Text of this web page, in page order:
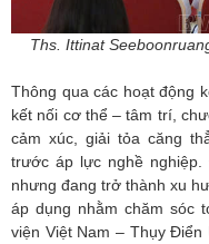
Ths. Ittinat
Thông qua các hoạt động
kết nối cơ thể – tâm trí,
cảm xúc, giải tỏa căng
trước áp lực nghề
nhưng đang trở thành xu
áp dụng nhằm chăm sóc
viện Việt Nam – Thụy